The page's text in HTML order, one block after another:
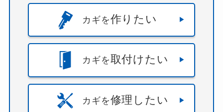
カギを作りたい
カギを取付けたい
カギを修理したい